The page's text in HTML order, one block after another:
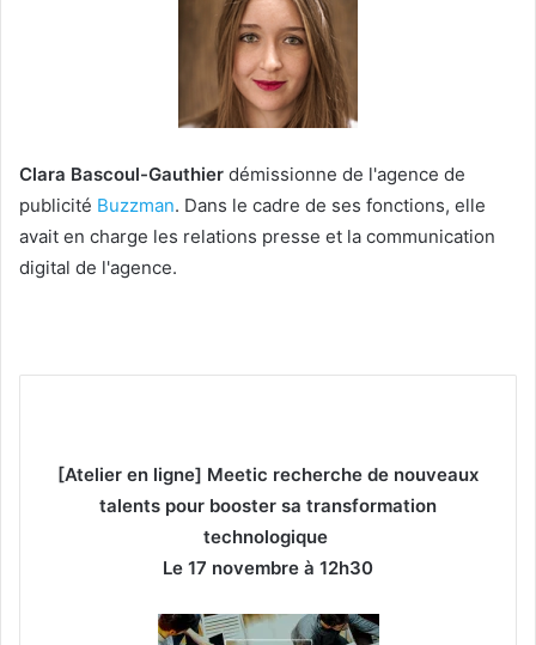
Clara Bascoul-Gauthier démissionne de l'agence de
publicité Buzzman. Dans le cadre de ses fonctions, elle
avait en charge les relations presse et la communication
digital de l'agence.
[Atelier en ligne] Meetic recherche de nouveaux
talents pour booster sa transformation
technologique
Le 17 novembre à 12h30